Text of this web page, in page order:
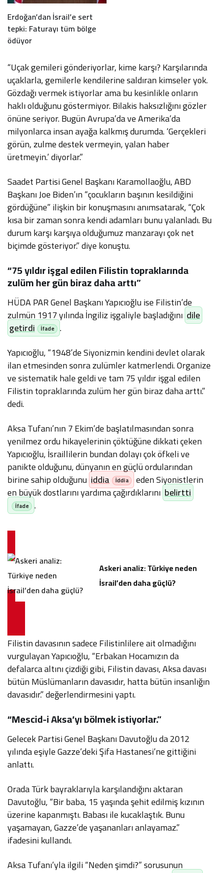
Erdoğan’dan İsrail’e sert
tepki: Faturayı tüm bölge
ödüyor
“Uçak gemileri gönderiyorlar, kime karşı? Karşılarında
uçaklarla, gemilerle kendilerine saldıran kimseler yok.
Gözdağı vermek istiyorlar ama bu kesinlikle onların
haklı olduğunu göstermiyor. Bilakis haksızlığını gözler
önüne seriyor. Bugün Avrupa’da ve Amerika’da
milyonlarca insan ayağa kalkmış durumda. ‘Gerçekleri
görün, zulme destek vermeyin, yalan haber
üretmeyin.’ diyorlar.”
Saadet Partisi Genel Başkanı Karamollaoğlu, ABD
Başkanı Joe Biden’ın “çocukların başının kesildiğini
gördüğüne” ilişkin bir konuşmasını anımsatarak, “Çok
kısa bir zaman sonra kendi adamları bunu yalanladı. Bu
durum karşı karşıya olduğumuz manzarayı çok net
biçimde gösteriyor.” diye konuştu.
“75 yıldır işgal edilen Filistin topraklarında
zulüm her gün biraz daha arttı”
HÜDA PAR Genel Başkanı Yapıcıoğlu ise Filistin’de
zulmün 1917 yılında İngiliz işgaliyle başladığını dile
getirdi
.
Yapıcıoğlu, “1948’de Siyonizmin kendini devlet olarak
ilan etmesinden sonra zulümler katmerlendi. Organize
ve sistematik hale geldi ve tam 75 yıldır işgal edilen
Filistin topraklarında zulüm her gün biraz daha arttı.”
dedi.
Aksa Tufanı’nın 7 Ekim’de başlatılmasından sonra
yenilmez ordu hikayelerinin çöktüğüne dikkati çeken
Yapıcıoğlu, İsraillilerin bundan dolayı çok öfkeli ve
panikte olduğunu, dünyanın en güçlü ordularından
birine sahip olduğunu iddia eden Siyonistlerin
en büyük dostlarını yardıma çağırdıklarını belirtti
.
Askeri analiz: Türkiye neden
İsrail’den daha güçlü?
Filistin davasının sadece Filistinlilere ait olmadığını
vurgulayan Yapıcıoğlu, “Erbakan Hocamızın da
defalarca altını çizdiği gibi, Filistin davası, Aksa davası
bütün Müslümanların davasıdır, hatta bütün insanlığın
davasıdır.” değerlendirmesini yaptı.
“Mescid-i Aksa’yı bölmek istiyorlar.”
Gelecek Partisi Genel Başkanı Davutoğlu da 2012
yılında eşiyle Gazze’deki Şifa Hastanesi’ne gittiğini
anlattı.
Orada Türk bayraklarıyla karşılandığını aktaran
Davutoğlu, “Bir baba, 15 yaşında şehit edilmiş kızının
üzerine kapanmıştı. Babası ile kucaklaştık. Bunu
yaşamayan, Gazze’de yaşananları anlayamaz.”
ifadesini kullandı.
Aksa Tufanı’yla ilgili “Neden şimdi?” sorusunun